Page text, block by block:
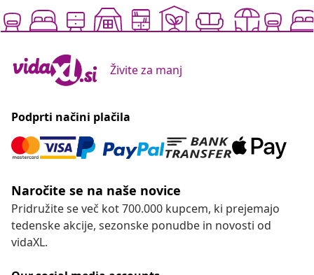
Živite za manj
Podprti načini plačila
Naročite se na naše novice
Pridružite se več kot 700.000 kupcem, ki prejemajo
tedenske akcije, sezonske ponudbe in novosti od
vidaXL.